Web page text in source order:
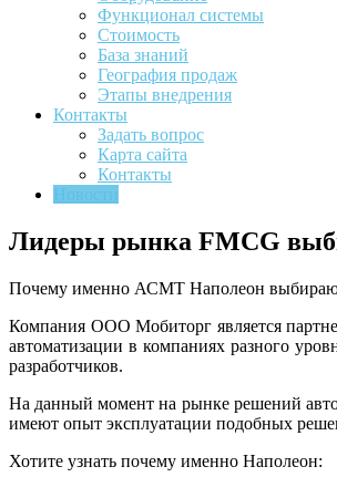
Функционал системы
Стоимость
База знаний
География продаж
Этапы внедрения
Контакты
Задать вопрос
Карта сайта
Контакты
Лидеры рынка FMCG
Почему именно АСМТ Наполеон
Компания ООО Мобиторг является
автоматизации в компаниях разного
разработчиков.
На данный момент на рынке решений
имеют опыт эксплуатации подобных
Хотите узнать почему именно Наполеон: